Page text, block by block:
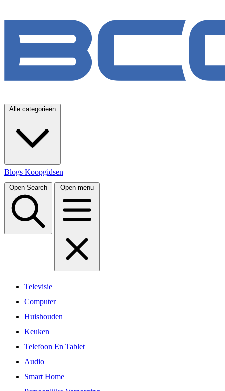
Alle categorieën
Blogs Koopgidsen
Open Search Open menu
Televisie
Computer
Huishouden
Keuken
Telefoon En Tablet
Audio
Smart Home